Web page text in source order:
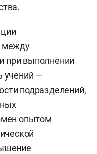
между
при выполнении
учений —
подразделений,
опытом